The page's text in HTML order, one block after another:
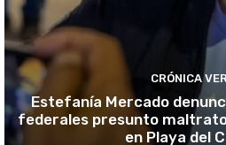
CRÓNICA
Estefanía Mercado
federales presunto
en Playa del